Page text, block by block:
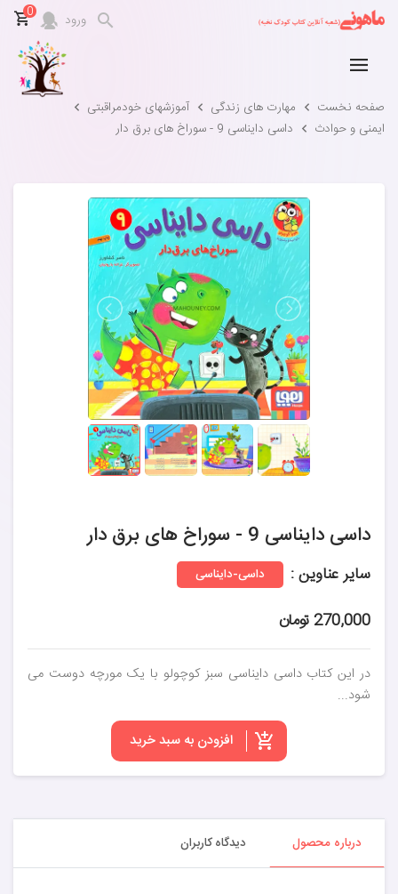
ورود 0
صفحه نخست مهارت های زندگی
آموزشهای خودمراقبتی
ایمنی و حوادث
داسی دایناسی 9 - سوراخ های برق دار
داسی دایناسی 9 - سوراخ های برق دار
سایر عناوین : داسی-دایناسی
270,000 تومان
در این کتاب داسی دایناسی سبز کوچولو با یک مورچه دوست می
شود...
افزودن به سبد خرید
درباره محصول دیدگاه کاربران